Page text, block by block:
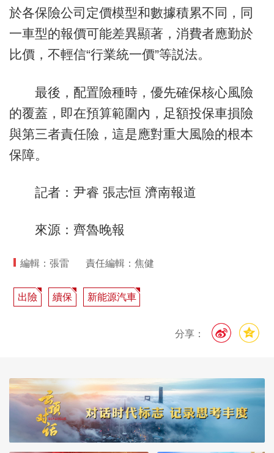
於各保險公司定價模型和數據積累不同，同
一車型的報價可能差異顯著，消費者應勤於
比價，不輕信“行業統一價”等説法。
最後，配置險種時，優先確保核心風險
的覆蓋，即在預算範圍內，足額投保車損險
與第三者責任險，這是應對重大風險的根本
保障。
記者：尹睿 張志恒 濟南報道
來源：齊魯晚報
編輯：張雷 責任編輯：焦健
出險 續保 新能源汽車
分享：